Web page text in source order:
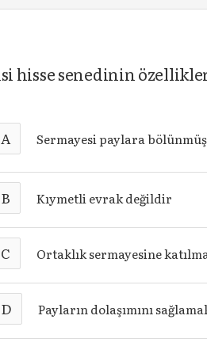
hisse senedinin
A Sermayesi paylara
B Kıymetli evrak değildir
C Ortaklık sermayesine
D Payların dolaşımını